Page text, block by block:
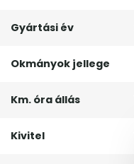
Gyártási év
Okmányok jellege
Km. óra állás
Kivitel